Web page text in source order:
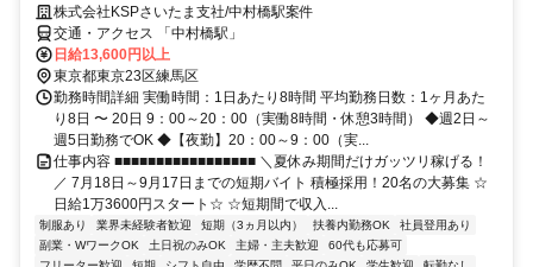
株式会社KSPさいたま支社/中村橋駅案件
交通・アクセス 「中村橋駅」
日給13,600円以上
東京都東京23区練馬区
勤務時間詳細 実働時間：1日あたり8時間 平均勤務日数：1ヶ月あた
り8日 〜 20日 9：00～20：00（実働8時間・休憩3時間） ◆週2日～
週5日勤務でOK ◆【夜勤】20：00～9：00（実...
仕事内容 ■■■■■■■■■■■■■■■■■ ＼夏休み期間だけガッツリ稼げる！
／ 7月18日～9月17日までの短期バイト 積極採用！20名の大募集 ☆
日給1万3600円スタート☆ ☆短期間で収入...
制服あり 業界未経験者歓迎 短期（3ヵ月以内） 扶養内勤務OK
社員登用あり
副業・WワークOK
土日祝のみOK 主婦・主夫歓迎
60代も応募可